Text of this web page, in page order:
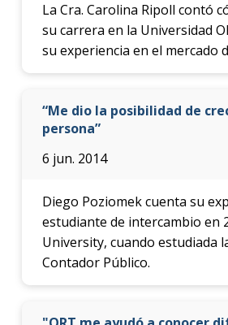
La Cra. Carolina Ripoll contó
su carrera en la Universidad
su experiencia en el mercado
“Me dio la posibilidad de
persona”
6 jun. 2014
Diego Poziomek cuenta su
estudiante de intercambio en
University, cuando estudiada
Contador Público.